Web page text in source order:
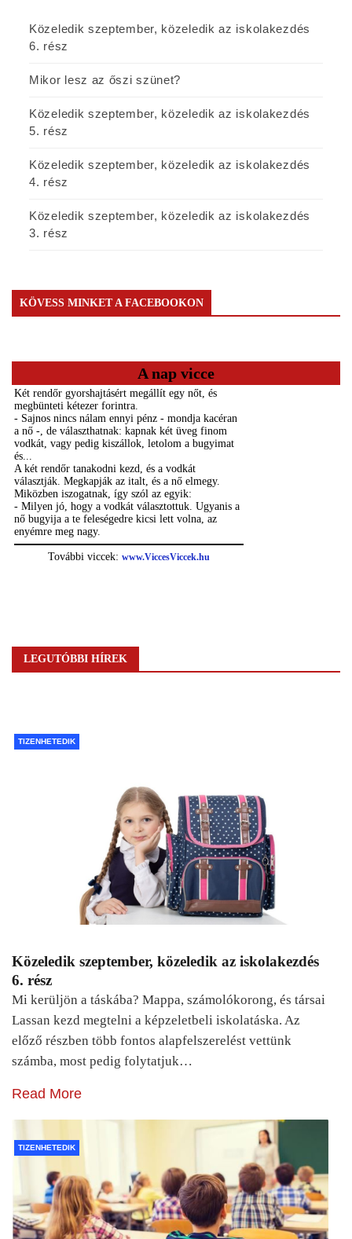
Közeledik szeptember, közeledik az iskolakezdés
6. rész
Mikor lesz az őszi szünet?
Közeledik szeptember, közeledik az iskolakezdés
5. rész
Közeledik szeptember, közeledik az iskolakezdés
4. rész
Közeledik szeptember, közeledik az iskolakezdés
3. rész
KÖVESS MINKET A FACEBOOKON
A nap vicce
LEGUTÓBBI HÍREK
TIZENHETEDIK
Közeledik szeptember, közeledik az iskolakezdés
6. rész
Mi kerüljön a táskába? Mappa, számolókorong, és társai
Lassan kezd megtelni a képzeletbeli iskolatáska. Az
előző részben több fontos alapfelszerelést vettünk
számba, most pedig folytatjuk…
Read More
TIZENHETEDIK